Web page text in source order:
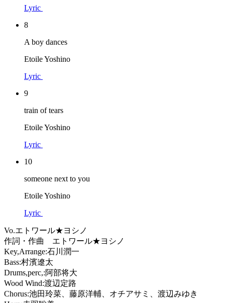
Lyric
8
A boy dances
Etoile Yoshino
Lyric
9
train of tears
Etoile Yoshino
Lyric
10
someone next to you
Etoile Yoshino
Lyric
Vo.エトワール★ヨシノ
作詞・作曲 エトワール★ヨシノ
Key,Arrange:石川潤一
Bass:村濱遼太
Drums,perc,:阿部将大
Wood Wind:渡辺定路
Chorus:池田玲菜、藤原洋輔、オチアサミ、渡辺みゆき